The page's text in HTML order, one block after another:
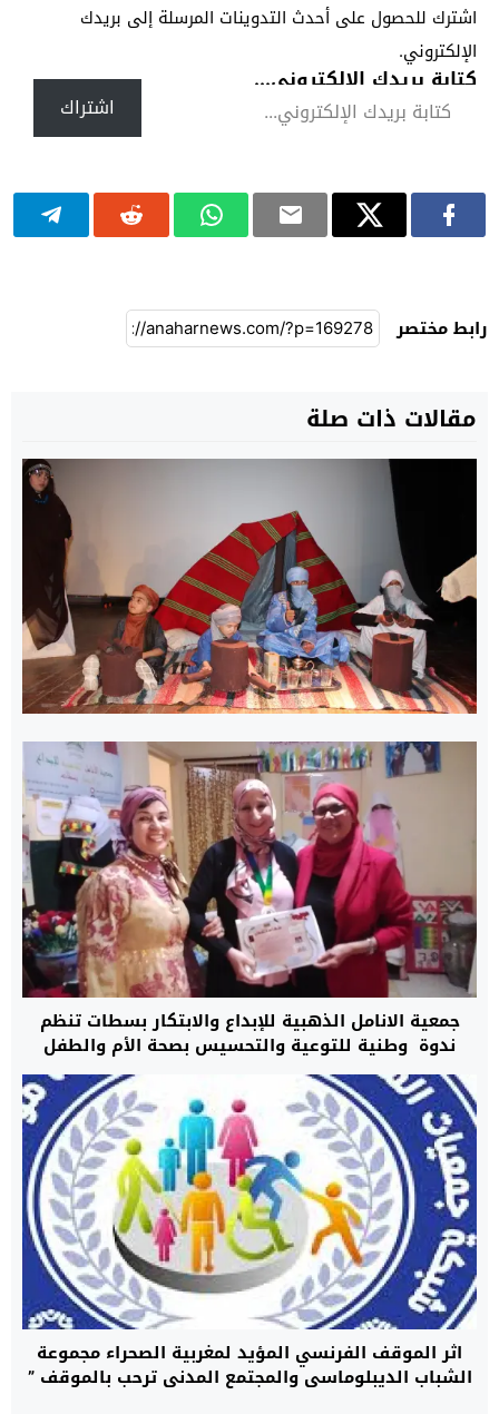
اشترك للحصول على أحدث التدوينات المرسلة إلى بريدك
الإلكتروني.
كتابة بريدك الإلكتروني...
اشتراك
رابط مختصر
مقالات ذات صلة
جمعية الانامل الذهبية للإبداع والابتكار بسطات تنظم
ندوة وطنية للتوعية والتحسيس بصحة الأم والطفل
اثر الموقف الفرنسي المؤيد لمغربية الصحراء مجموعة
الشباب الديبلوماسي والمجتمع المدني ترحب بالموقف ”